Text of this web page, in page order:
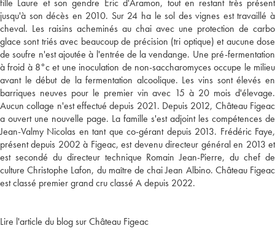
fille Laure et son gendre Eric d'Aramon, tout en restant très présent
jusqu'à son décès en 2010. Sur 24 ha le sol des vignes est travaillé à
cheval. Les raisins acheminés au chai avec une protection de carbo
glace sont triés avec beaucoup de précision (tri optique) et aucune dose
de soufre n'est ajoutée à l'entrée de la vendange. Une pré-fermentation
à froid à 8°c et une inoculation de non-saccharomyces occupe le milieu
avant le début de la fermentation alcoolique. Les vins sont élevés en
barriques neuves pour le premier vin avec 15 à 20 mois d'élevage.
Aucun collage n'est effectué depuis 2021. Depuis 2012, Château Figeac
a ouvert une nouvelle page. La famille s'est adjoint les compétences de
Jean-Valmy Nicolas en tant que co-gérant depuis 2013. Frédéric Faye,
présent depuis 2002 à Figeac, est devenu directeur général en 2013 et
est secondé du directeur technique Romain Jean-Pierre, du chef de
culture Christophe Lafon, du maître de chai Jean Albino. Château Figeac
est classé premier grand cru classé A depuis 2022.
Lire l'article du blog sur Château Figeac